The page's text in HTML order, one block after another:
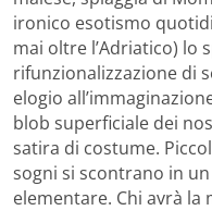
ironico esotismo
mai oltre l’Adriatico) lo
rifunzionalizzazione di
elogio
blob superficiale dei
satira di costume.
sogni si scontrano in
elementare. Chi avrà la